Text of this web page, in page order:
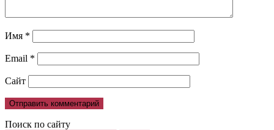
Имя *
Email *
Сайт
Поиск по сайту